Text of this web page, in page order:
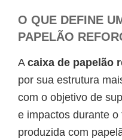
O QUE DEFINE
PAPELÃO
A caixa de papelão
por sua estrutura
com o objetivo de
e impactos durante
produzida com